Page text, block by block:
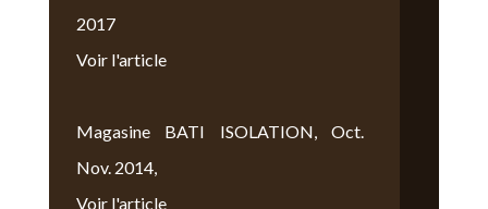
2017
Voir l'article
Magasine BATI ISOLATION, Oct.
Nov. 2014,
Voir l'article